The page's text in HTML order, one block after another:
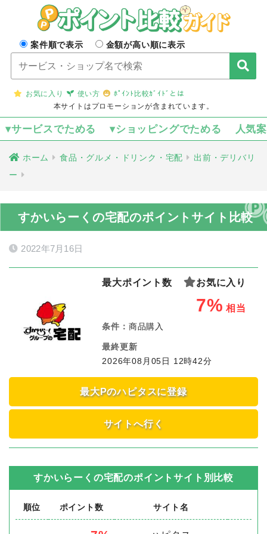
案件順で表示 金額が高い順に表示
お気に入り 使い方
ﾎﾟｲﾝﾄ比較ｶﾞｲﾄﾞとは
本サイトはプロモーションが含まれています。
▾サービスでためる ▾ショッピングでためる 人気
ホーム 食品・グルメ・ドリンク・宅配
出前・デリバリ
ー
すかいらーくの宅配のポイントサイト比較
2022年7月16日
最大ポイント数 お気に入り
7% 相当
条件： 商品購入
最終更新
2026年08月05日 12時42分
最大Pのハピタスに登録
サイトへ行く
すかいらーくの宅配のポイントサイト別比較
順位 ポイント数 サイト名